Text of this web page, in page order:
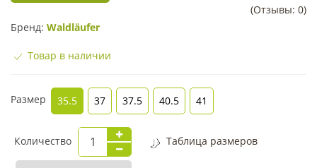
(Отзывы: 0)
Бренд: Waldläufer
Товар в наличии
Размер 35.5 37 37.5 40.5 41
Количество Таблица размеров